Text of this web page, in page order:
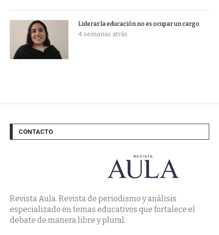
Liderar la educación no es ocupar un cargo
4 semanas atrás
CONTACTO
Revista Aula. Revista de periodismo y análisis
especializado en temas educativos que fortalece el
debate de manera libre y plural.